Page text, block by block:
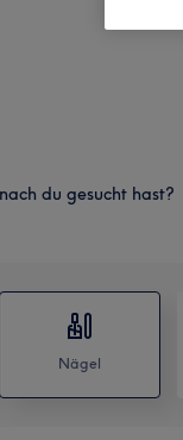
du gesucht hast?
Nägel